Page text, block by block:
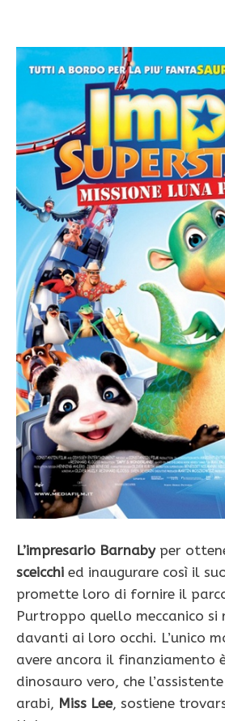
L’impresario Barnabyper
sceicchi ed inaugurare così il
promette loro di fornire il
Purtroppo quello meccanico si
davanti ai loro occhi. L’unico
avere ancora il finanziamento
dinosauro vero, che
arabi, Miss Lee, sostiene